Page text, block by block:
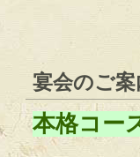
宴会のご案
本格コー